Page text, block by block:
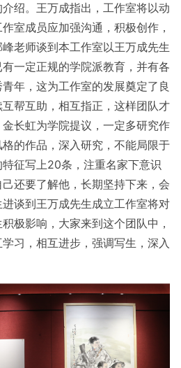
绍。王万成指出，工作室将以动
室成员应加强沟通，积极创作，
老师谈到本工作室以王万成先生
一定正规的学院派教育，并有各
年，这为工作室的发展奠定了良
帮互助，相互指正，这样团队才
长虹为学院提议，一定多研究作
的作品，深入研究，不能局限于
征写上20条，注重名家下意识
还要了解他，长期坚持下来，会
谈到王万成先生成立工作室将对
极影响，大家来到这个团队中，
习，相互进步，强调写生，深入